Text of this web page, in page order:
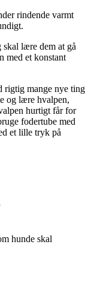
rindende varmt
skal lære dem at gå
med et konstant
rigtig mange nye ting
og lære hvalpen,
hurtigt får for
fodertube med
et lille tryk på
hunde skal